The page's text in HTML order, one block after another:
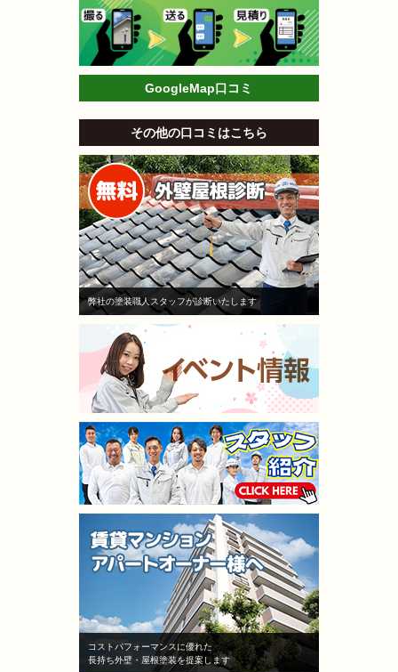
GoogleMap口コミ
その他の口コミはこちら
弊社の塗装職人スタッフが診断いたします
コストパフォーマンスに優れた
長持ち外壁・屋根塗装を提案します